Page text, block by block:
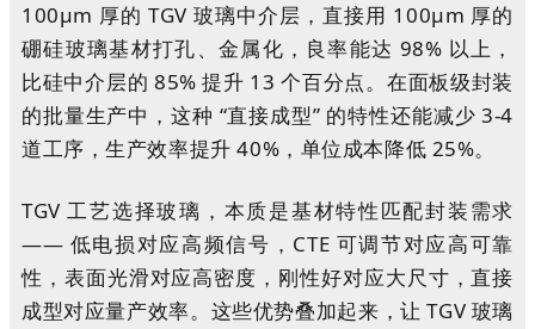
100μm 厚的 TGV 玻璃中介层，直接用 100μm 厚的
硼硅玻璃基材打孔、金属化，良率能达 98% 以上，
比硅中介层的 85% 提升 13 个百分点。在面板级封装
的批量生产中，这种 “直接成型” 的特性还能减少 3-4
道工序，生产效率提升 40%，单位成本降低 25%。
TGV 工艺选择玻璃，本质是基材特性匹配封装需求
—— 低电损对应高频信号，CTE 可调节对应高可靠
性，表面光滑对应高密度，刚性好对应大尺寸，直接
成型对应量产效率。这些优势叠加起来，让 TGV 玻璃